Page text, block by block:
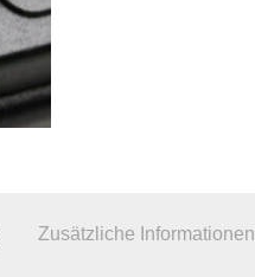
Zusätzliche Informationen